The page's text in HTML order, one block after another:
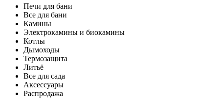
Печи для бани
Все для бани
Камины
Электрокамины и биокамины
Котлы
Дымоходы
Термозащита
Литьё
Все для сада
Аксессуары
Распродажа